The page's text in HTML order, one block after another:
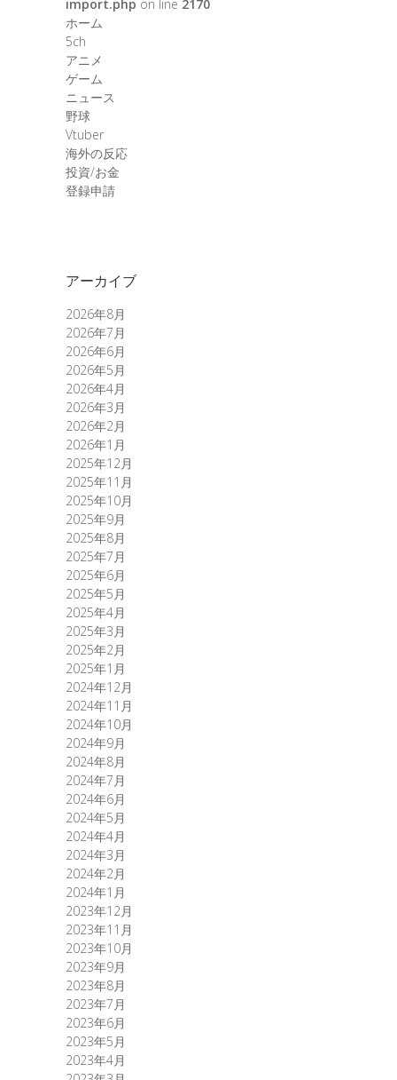
import.php on line 2170
ホーム
5ch
アニメ
ゲーム
ニュース
野球
Vtuber
海外の反応
投資/お金
登録申請
アーカイブ
2026年8月
2026年7月
2026年6月
2026年5月
2026年4月
2026年3月
2026年2月
2026年1月
2025年12月
2025年11月
2025年10月
2025年9月
2025年8月
2025年7月
2025年6月
2025年5月
2025年4月
2025年3月
2025年2月
2025年1月
2024年12月
2024年11月
2024年10月
2024年9月
2024年8月
2024年7月
2024年6月
2024年5月
2024年4月
2024年3月
2024年2月
2024年1月
2023年12月
2023年11月
2023年10月
2023年9月
2023年8月
2023年7月
2023年6月
2023年5月
2023年4月